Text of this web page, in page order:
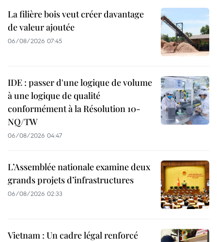
La filière bois veut créer davantage
de valeur ajoutée
06/08/2026 07:45
IDE : passer d'une logique de volume
à une logique de qualité
conformément à la Résolution 10-
NQ/TW
06/08/2026 04:47
L’Assemblée nationale examine deux
grands projets d’infrastructures
06/08/2026 02:33
Vietnam : Un cadre légal renforcé